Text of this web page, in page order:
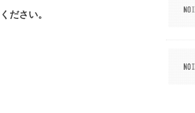
ださい。